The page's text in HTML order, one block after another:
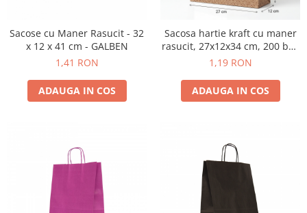
Sacose cu Maner Rasucit - 32
x 12 x 41 cm - GALBEN
1,41 RON
ADAUGA IN COS
Sacosa hartie kraft cu maner
rasucit, 27x12x34 cm, 200 buc
- ABSTRACT
1,19 RON
ADAUGA IN COS